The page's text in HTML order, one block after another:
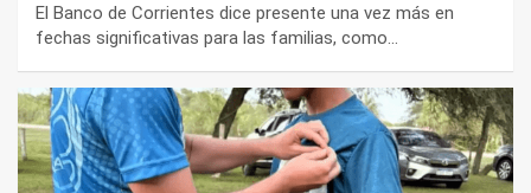
El Banco de Corrientes dice presente una vez más en
fechas significativas para las familias, como…